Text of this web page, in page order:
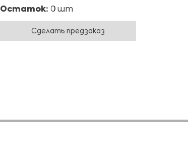
Остаток: 0 шт
Сделать предзаказ